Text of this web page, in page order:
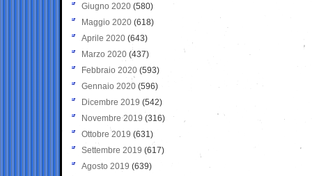
Giugno 2020 (580)
Maggio 2020 (618)
Aprile 2020 (643)
Marzo 2020 (437)
Febbraio 2020 (593)
Gennaio 2020 (596)
Dicembre 2019 (542)
Novembre 2019 (316)
Ottobre 2019 (631)
Settembre 2019 (617)
Agosto 2019 (639)